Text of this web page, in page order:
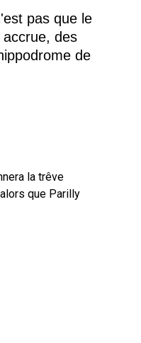
pas que le
des
de
la trêve
que Parilly